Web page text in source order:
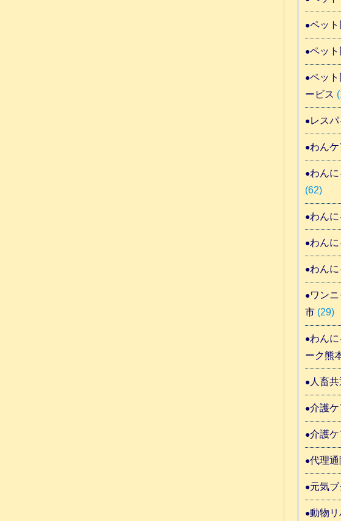
ペット
ペット
ペット
ービス
レスパ
わんケ
わんに
(62)
わん
わん
わんに
ワン
市(29)
わんに
ーク熊
人畜共
介護
介護
代理通
元気ブ
動物リ